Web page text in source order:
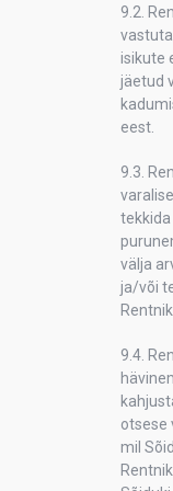
9.2.
isikute
jäetud
eest.
9.3.
tekkida
välja
ja/või
9.4.
otsese
mil